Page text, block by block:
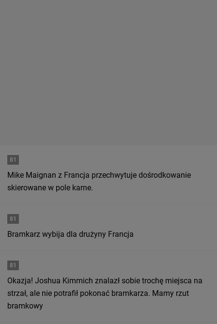
81
Mike Maignan z Francja przechwytuje dośrodkowanie
skierowane w pole karne.
81
Bramkarz wybija dla drużyny Francja
81
Okazja! Joshua Kimmich znalazł sobie trochę miejsca na
strzał, ale nie potrafił pokonać bramkarza. Mamy rzut
bramkowy